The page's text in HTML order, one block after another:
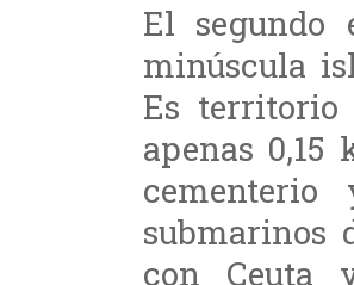
El
minúscula
Es territorio
apenas 0,15
submarinos
con Ceuta